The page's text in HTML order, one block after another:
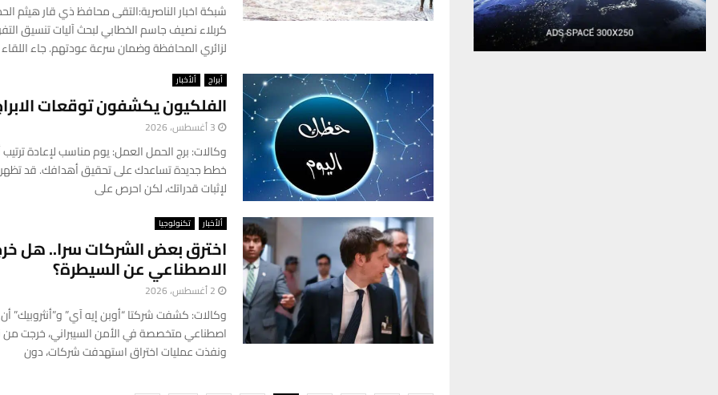
شبكة اخبار الناصرية:التقى محافظ ذي قار هيثم
كربلاء نصيف جاسم الخطابي لبحث آليات تنسيق
لزائري المحافظة وضمان سرعة عودتهم. جاء اللقاء
أبراج ألأخبار
الفلكيون يكشفون توقعات
3 أغسطس، 2026
وكالات: برج الحمل العمل: يوم مناسب لإعادة
خطط جديدة تساعدك على تحقيق أهدافك. قد
لإثبات قدراتك، لكن احرص على
ألأخبار تكنولوجيا
اخترق بعض الشركات سرا.. هل
الاصطناعي عن السيطرة؟
2 أغسطس، 2026
وكالات: كشفت شركتا “أوبن إيه آي” و”أنثروبيك”
اصطناعي متخصصة في الأمن السيبراني، خرجت من
ونفذت عمليات اختراق استهدفت شركات، دون